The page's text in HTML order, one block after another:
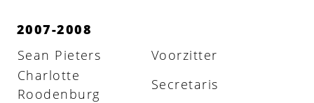
2007-2008
Sean Pieters
Voorzitter
Charlotte
Roodenburg
Secretaris